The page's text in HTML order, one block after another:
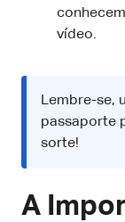
vídeo.
Lembre-se,
passaporte
sorte!
A